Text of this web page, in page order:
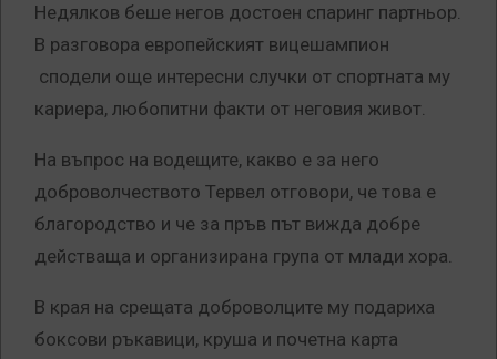
Недялков беше негов достоен спаринг партньор.
В разговора европейският вицешампион
сподели още интересни случки от спортната му
кариера, любопитни факти от неговия живот.
На въпрос на водещите, какво е за него
доброволчеството Тервел отговори, че това е
благородство и че за пръв път вижда добре
действаща и организирана група от млади хора.
В края на срещата доброволците му подариха
боксови ръкавици, круша и почетна карта